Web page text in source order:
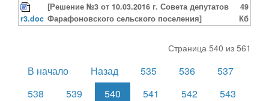
r3.doc
[Решение №3 от 10.03.2016 г. Совета депутатов
Фарафоновского сельского поселения]
49
Кб
Страница 540 из 561
В начало Назад 535 536
537
538
539 540 541 542
543